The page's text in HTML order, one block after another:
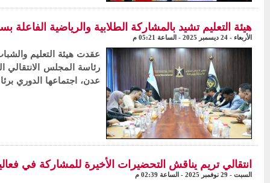
هيئة التعليم تشيد بالمشاركة الطلابية والرياضية الفاعلة
الأربعاء - 24 ديسمبر 2025 - الساعة 05:21 م
عقدت هيئة التعليم
رئاسة المجلس الانتقالي
عدن، اجتماعها الدوري
انتقالي تريم يناقش التحضيرات الأخيرة للمشاركة في فعالية 30 نوفمبر
السبت - 29 نوفمبر 2025 - الساعة 02:39 م